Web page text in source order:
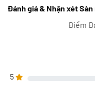
Đánh giá & Nhận xét
Điểm
5